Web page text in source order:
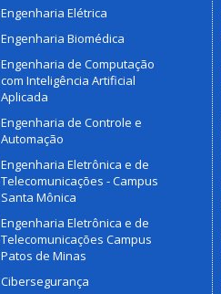
Engenharia Elétrica
Engenharia Biomédica
Engenharia de Computação
com Inteligência Artificial
Aplicada
Engenharia de Controle e
Automação
Engenharia Eletrônica e de
Telecomunicações - Campus
Santa Mônica
Engenharia Eletrônica e de
Telecomunicações Campus
Patos de Minas
Cibersegurança